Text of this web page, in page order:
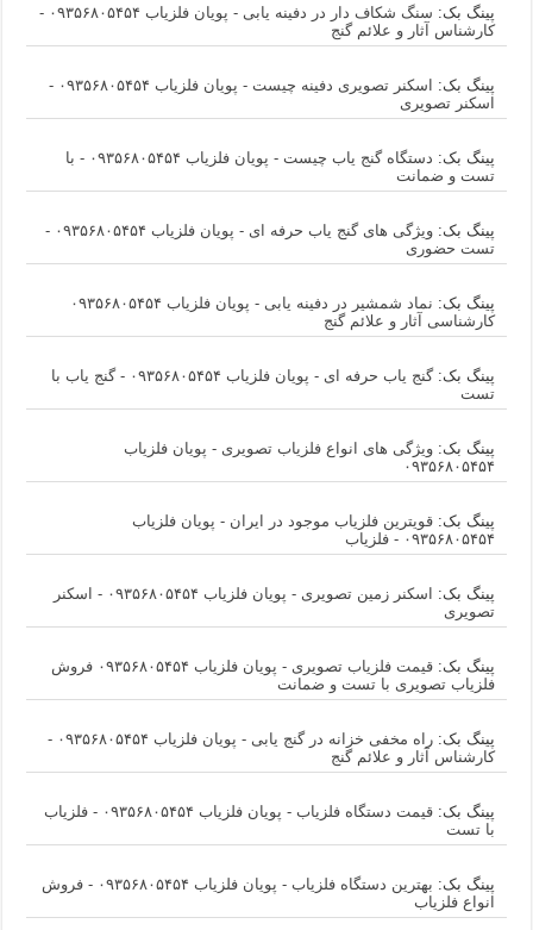
پینگ بک:
سنگ شکاف دار در دفینه یابی - پویان فلزیاب ۰۹۳۵۶۸۰۵۴۵۴ -
کارشناس آثار و علائم گنج
پینگ بک:
اسکنر تصویری دفینه چیست - پویان فلزیاب ۰۹۳۵۶۸۰۵۴۵۴ -
اسکنر تصویری
پینگ بک:
دستگاه گنج یاب چیست - پویان فلزیاب ۰۹۳۵۶۸۰۵۴۵۴ - با
تست و ضمانت
پینگ بک:
ویژگی های گنج یاب حرفه ای - پویان فلزیاب ۰۹۳۵۶۸۰۵۴۵۴ -
تست حضوری
پینگ بک:
نماد شمشیر در دفینه یابی - پویان فلزیاب ۰۹۳۵۶۸۰۵۴۵۴
کارشناسی آثار و علائم گنج
پینگ بک:
گنج یاب حرفه ای - پویان فلزیاب ۰۹۳۵۶۸۰۵۴۵۴ - گنج یاب با
تست
پینگ بک:ویژگی های انواع فلزیاب تصویری - پویان فلزیاب
۰۹۳۵۶۸۰۵۴۵۴
پینگ بک:قویترین فلزیاب موجود در ایران - پویان فلزیاب
۰۹۳۵۶۸۰۵۴۵۴ - فلزیاب
پینگ بک:
اسکنر زمین تصویری - پویان فلزیاب ۰۹۳۵۶۸۰۵۴۵۴ - اسکنر
تصویری
پینگ بک:
قیمت فلزیاب تصویری - پویان فلزیاب ۰۹۳۵۶۸۰۵۴۵۴ فروش
فلزیاب تصویری با تست و ضمانت
پینگ بک:
راه مخفی خزانه در گنج یابی - پویان فلزیاب ۰۹۳۵۶۸۰۵۴۵۴ -
کارشناس آثار و علائم گنج
پینگ بک:
قیمت دستگاه فلزیاب - پویان فلزیاب ۰۹۳۵۶۸۰۵۴۵۴ - فلزیاب
با تست
پینگ بک:
بهترین دستگاه فلزیاب - پویان فلزیاب ۰۹۳۵۶۸۰۵۴۵۴ - فروش
انواع فلزیاب